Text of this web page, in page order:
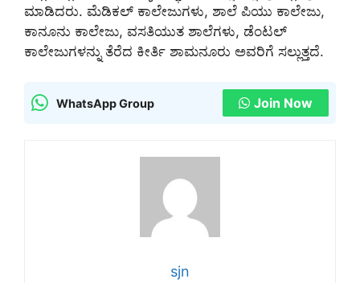
ಮಾಡಿದರು. ಮೆಡಿಕಲ್ ಕಾಲೇಜುಗಳು, ಶಾಲೆ ಪಿಯು ಕಾಲೇಜು,
ಕಾನೂನು ಕಾಲೇಜು, ವಸತಿಯುತ ಶಾಲೆಗಳು, ಡೆಂಟಲ್
ಕಾಲೇಜುಗಳನ್ನು ತೆರೆದ ಕೀರ್ತಿ ಶಾಮನೂರು ಅವರಿಗೆ ಸಲ್ಲುತ್ತದೆ.
WhatsApp Group Join Now
sjn